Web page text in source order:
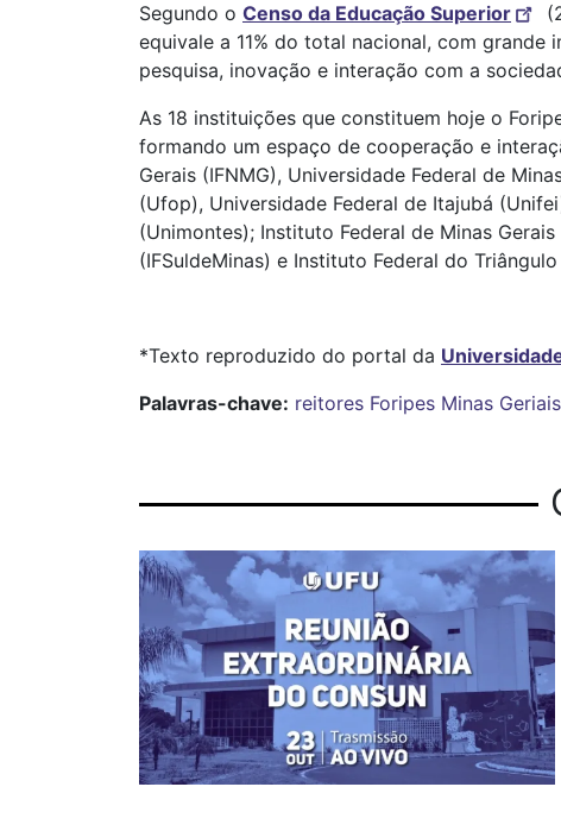
Segundo o Censo da Educação Superior
equivale a 11% do total nacional, com
pesquisa, inovação e interação com a
As 18 instituições que constituem hoje o
formando um espaço de cooperação e
Gerais (IFNMG), Universidade Federal de
(Ufop), Universidade Federal de Itajubá
(Unimontes); Instituto Federal de Minas
(IFSuldeMinas) e Instituto Federal do
*Texto reproduzido do portal da
Palavras-chave: reitores Foripes Minas Geriais